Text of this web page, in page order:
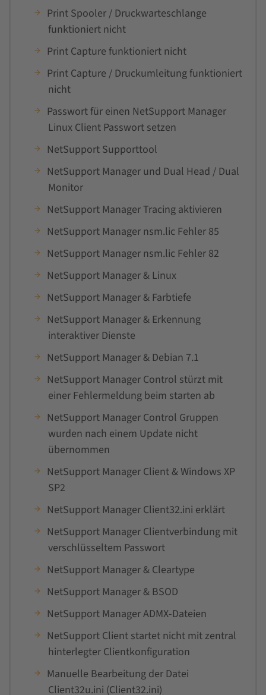
Print Spooler / Druckwarteschlange
funktioniert nicht
Print Capture funktioniert nicht
Print Capture / Druckumleitung funktioniert
nicht
Passwort für einen NetSupport Manager
Linux Client Passwort setzen
NetSupport Supporttool
NetSupport Manager und Dual Head / Dual
Monitor
NetSupport Manager Tracing aktivieren
NetSupport Manager nsm.lic Fehler 85
NetSupport Manager nsm.lic Fehler 82
NetSupport Manager & Linux
NetSupport Manager & Farbtiefe
NetSupport Manager & Erkennung
interaktiver Dienste
NetSupport Manager & Debian 7.1
NetSupport Manager Control stürzt mit
einer Fehlermeldung beim starten ab
NetSupport Manager Control Gruppen
wurden nach einem Update nicht
übernommen
NetSupport Manager Client & Windows XP
SP2
NetSupport Manager Client32.ini erklärt
NetSupport Manager Clientverbindung mit
verschlüsseltem Passwort
NetSupport Manager & Cleartype
NetSupport Manager & BSOD
NetSupport Manager ADMX-Dateien
NetSupport Client startet nicht mit zentral
hinterlegter Clientkonfiguration
Manuelle Bearbeitung der Datei
Client32u.ini (Client32.ini)